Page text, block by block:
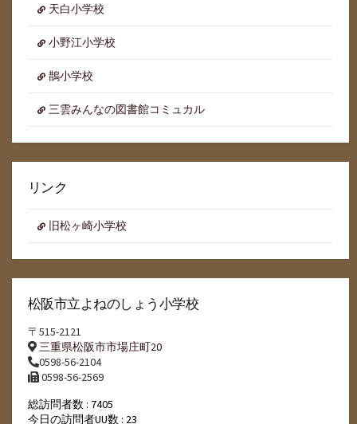
天白小学校
小野江小学校
鵲小学校
三雲みんなの図書館コミュカル
リンク
旧松ヶ崎小学校
松阪市立よねのしょう小学校
〒515-2121
三重県松阪市市場庄町20
0598-56-2104
0598-56-2569
総訪問者数 : 7405
今日の訪問者UU数 : 23